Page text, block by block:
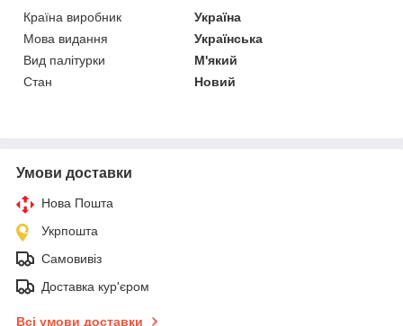
Країна виробник
Україна
Мова видання
Українська
Вид палітурки
М'який
Стан
Новий
Умови доставки
Нова Пошта
Укрпошта
Самовивіз
Доставка кур'єром
Всі умови доставки